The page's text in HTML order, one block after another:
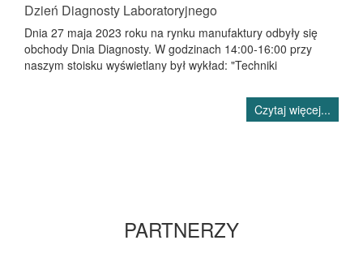
Dzień Diagnosty Laboratoryjnego
Dnia 27 maja 2023 roku na rynku manufaktury odbyły się
obchody Dnia Diagnosty. W godzinach 14:00-16:00 przy
naszym stoisku wyświetlany był wykład: "Techniki
Czytaj więcej...
PARTNERZY